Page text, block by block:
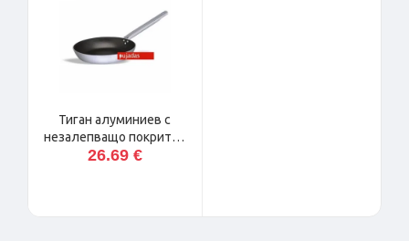
Тиган алуминиев с
незалепващо покритие
ф24
26.69 €